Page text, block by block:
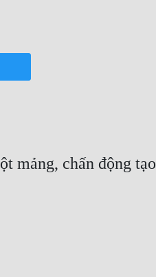
mảng, chấn động tạo